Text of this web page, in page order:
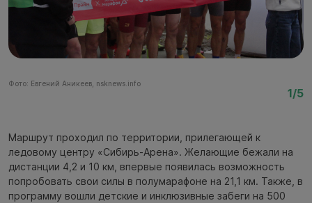
Фото: Евгений Аникеев, nsknews.info
1/5
Маршрут проходил по территории, прилегающей к
ледовому центру «Сибирь-Арена». Желающие бежали на
дистанции 4,2 и 10 км, впервые появилась возможность
попробовать свои силы в полумарафоне на 21,1 км. Также, в
программу вошли детские и инклюзивные забеги на 500